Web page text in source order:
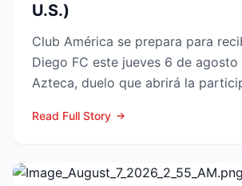
U.S.)
Club América se prepara para
Diego FC este jueves 6 de agosto
Azteca, duelo que abrirá la
Read Full Story